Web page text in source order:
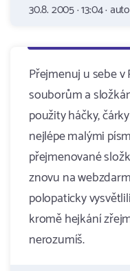
30.8. 2005 · 13:04 ·
Přejmenuj u sebe v
souborům a
použity háčky,
nejlépe malými
přejmenované
znovu na
polopaticky
kromě hejkání
nerozumíš.